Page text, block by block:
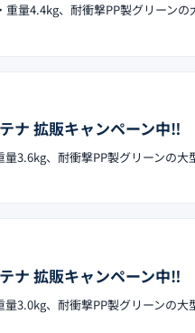
量4.4kg、耐衝撃PP製グリーンの
ナ 拡販キャンペーン中‼︎
3.6kg、耐衝撃PP製グリーンの大
ナ 拡販キャンペーン中‼︎
3.0kg、耐衝撃PP製グリーンの大